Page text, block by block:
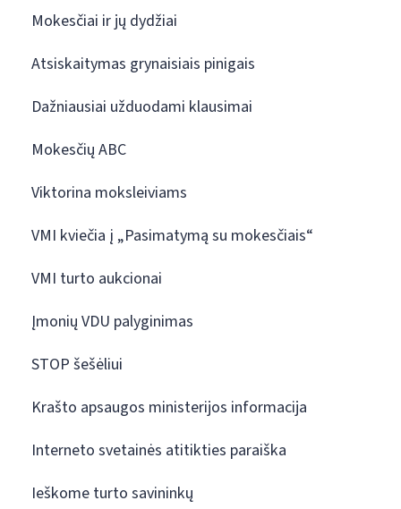
Mokesčiai ir jų dydžiai
Atsiskaitymas grynaisiais pinigais
Dažniausiai užduodami klausimai
Mokesčių ABC
Viktorina moksleiviams
VMI kviečia į „Pasimatymą su mokesčiais“
VMI turto aukcionai
Įmonių VDU palyginimas
STOP šešėliui
Krašto apsaugos ministerijos informacija
Interneto svetainės atitikties paraiška
Ieškome turto savininkų